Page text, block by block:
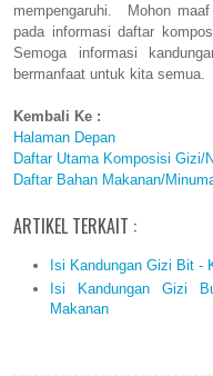
mempengaruhi. Mohon
pada informasi daftar
Semoga informasi
bermanfaat untuk kita semua.
Kembali Ke :
Halaman Depan
Daftar Utama Komposisi Gizi/
Daftar Bahan Makanan/
ARTIKEL TERKAIT :
Isi Kandungan Gizi Bit -
Isi Kandungan Gizi
Makanan